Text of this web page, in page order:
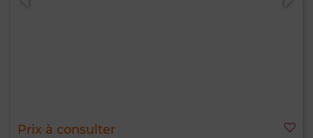
Prix à consulter